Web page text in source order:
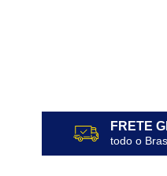
FRETE
todo o